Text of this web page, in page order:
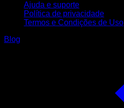
Ajuda e suporte
Política de privacidade
Termos e Condições de Uso
Blog